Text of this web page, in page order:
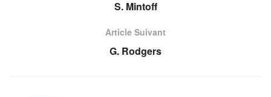
S. Mintoff
Article Suivant
G. Rodgers